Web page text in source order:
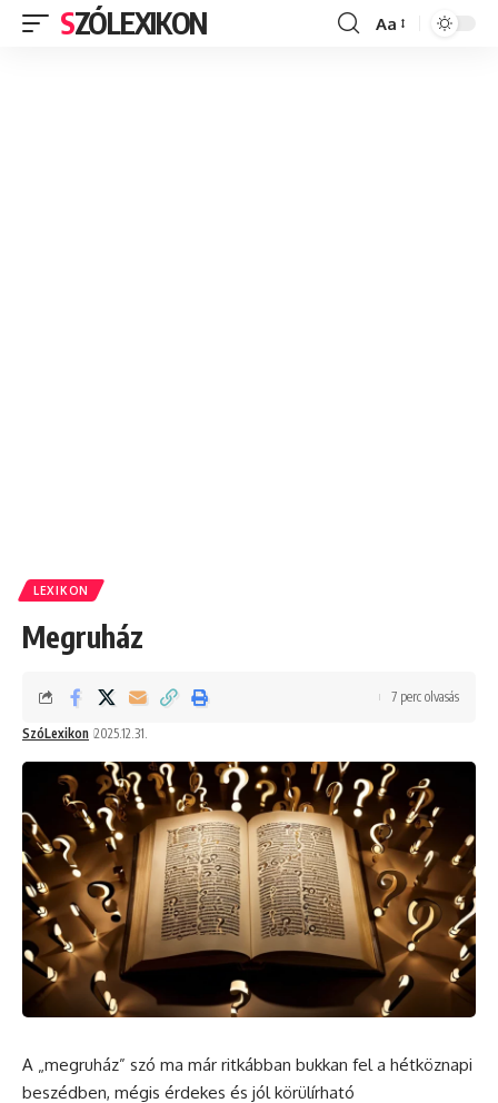
SZÓLEXIKON
Font
Aa
LEXIKON
Megruház
SzóLexikon 2025.12.31.
7 perc olvasás
A „megruház” szó ma már ritkábban bukkan fel a hétköznapi
beszédben, mégis érdekes és jól körülírható